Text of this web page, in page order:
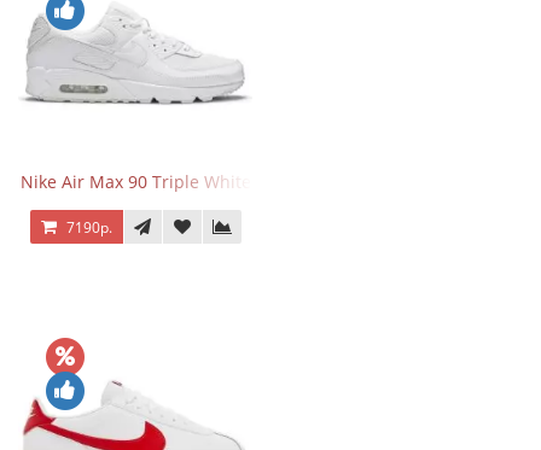
Nike Air Max 90 Triple White
7190р.